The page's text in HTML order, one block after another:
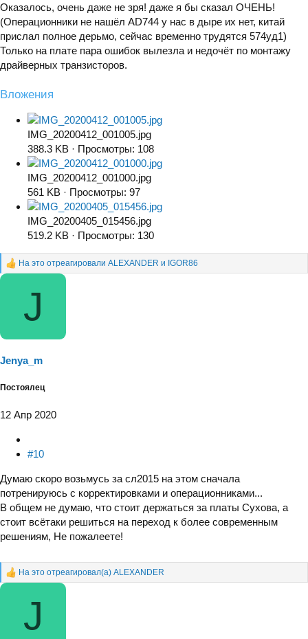
Оказалось, очень даже не зря! даже я бы сказал ОЧЕНЬ!
(Операционники не нашёл AD744 у нас в дыре их нет, китай
прислал полное дерьмо, сейчас временно трудятся 574уд1)
Только на плате пара ошибок вылезла и недочёт по монтажу
драйверных транзисторов.
Вложения
IMG_20200412_001005.jpg
388.3 KB · Просмотры: 108
IMG_20200412_001000.jpg
561 KB · Просмотры: 97
IMG_20200405_015456.jpg
519.2 KB · Просмотры: 130
Р
На это отреагировали ALEXANDER и IGOR86
J
Jenya_m
Постоялец
12 Апр 2020
#10
Думаю скоро возьмусь за сл2015 на этом сначала
потренируюсь с корректировками и операционниками...
В общем не думаю, что стоит держаться за платы Сухова, а
стоит всётаки решиться на переход к более современным
решениям, Не пожалеете!
Р
На это отреагировал(а) ALEXANDER
J